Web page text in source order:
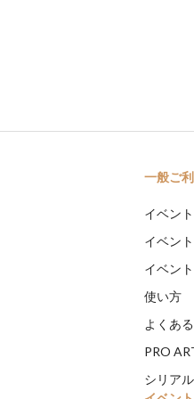
一般ご
イベン
イベン
イベン
使い方
よくあ
PRO
シリア